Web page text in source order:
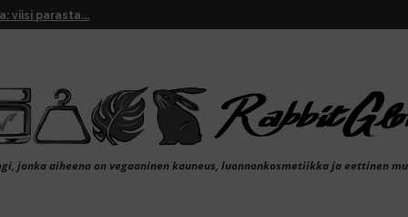
viisi parasta...
jonka aiheena on vegaaninen kauneus, luonnonkosmetiikka ja eettinen